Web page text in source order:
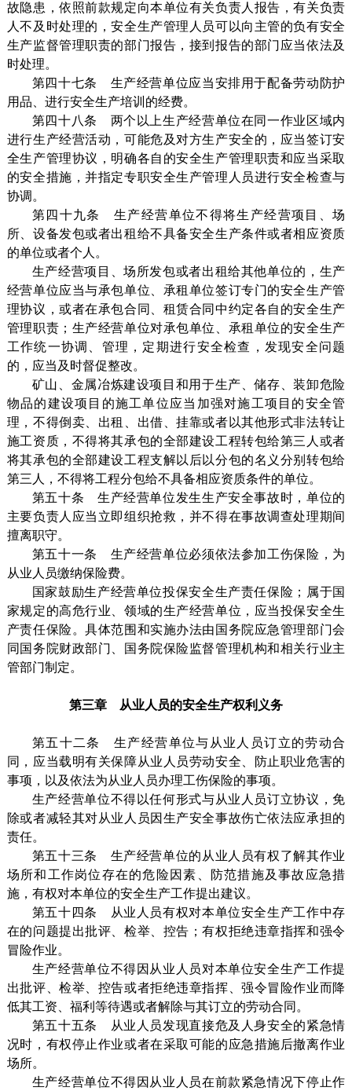
故隐患，依照前款规定向本单位有关负责人报告，有关负责
人不及时处理的，安全生产管理人员可以向主管的负有安全
生产监督管理职责的部门报告，接到报告的部门应当依法及
时处理。
第四十七条 生产经营单位应当安排用于配备劳动防护
用品、进行安全生产培训的经费。
第四十八条 两个以上生产经营单位在同一作业区域内
进行生产经营活动，可能危及对方生产安全的，应当签订安
全生产管理协议，明确各自的安全生产管理职责和应当采取
的安全措施，并指定专职安全生产管理人员进行安全检查与
协调。
第四十九条 生产经营单位不得将生产经营项目、场
所、设备发包或者出租给不具备安全生产条件或者相应资质
的单位或者个人。
生产经营项目、场所发包或者出租给其他单位的，生产
经营单位应当与承包单位、承租单位签订专门的安全生产管
理协议，或者在承包合同、租赁合同中约定各自的安全生产
管理职责；生产经营单位对承包单位、承租单位的安全生产
工作统一协调、管理，定期进行安全检查，发现安全问题
的，应当及时督促整改。
矿山、金属冶炼建设项目和用于生产、储存、装卸危险
物品的建设项目的施工单位应当加强对施工项目的安全管
理，不得倒卖、出租、出借、挂靠或者以其他形式非法转让
施工资质，不得将其承包的全部建设工程转包给第三人或者
将其承包的全部建设工程支解以后以分包的名义分别转包给
第三人，不得将工程分包给不具备相应资质条件的单位。
第五十条 生产经营单位发生生产安全事故时，单位的
主要负责人应当立即组织抢救，并不得在事故调查处理期间
擅离职守。
第五十一条 生产经营单位必须依法参加工伤保险，为
从业人员缴纳保险费。
国家鼓励生产经营单位投保安全生产责任保险；属于国
家规定的高危行业、领域的生产经营单位，应当投保安全生
产责任保险。具体范围和实施办法由国务院应急管理部门会
同国务院财政部门、国务院保险监督管理机构和相关行业主
管部门制定。
第三章 从业人员的安全生产权利义务
第五十二条 生产经营单位与从业人员订立的劳动合
同，应当载明有关保障从业人员劳动安全、防止职业危害的
事项，以及依法为从业人员办理工伤保险的事项。
生产经营单位不得以任何形式与从业人员订立协议，免
除或者减轻其对从业人员因生产安全事故伤亡依法应承担的
责任。
第五十三条 生产经营单位的从业人员有权了解其作业
场所和工作岗位存在的危险因素、防范措施及事故应急措
施，有权对本单位的安全生产工作提出建议。
第五十四条 从业人员有权对本单位安全生产工作中存
在的问题提出批评、检举、控告；有权拒绝违章指挥和强令
冒险作业。
生产经营单位不得因从业人员对本单位安全生产工作提
出批评、检举、控告或者拒绝违章指挥、强令冒险作业而降
低其工资、福利等待遇或者解除与其订立的劳动合同。
第五十五条 从业人员发现直接危及人身安全的紧急情
况时，有权停止作业或者在采取可能的应急措施后撤离作业
场所。
生产经营单位不得因从业人员在前款紧急情况下停止作